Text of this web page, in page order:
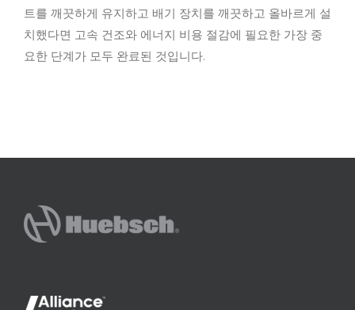
트를 깨끗하게 유지하고 배기 장치를 깨끗하고 올바르게 설
치했다면 고속 건조와 에너지 비용 절감에 필요한 가장 중
요한 단계가 모두 완료된 것입니다.